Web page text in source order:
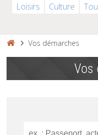
Loisirs
Culture
Vos démarches
Vos